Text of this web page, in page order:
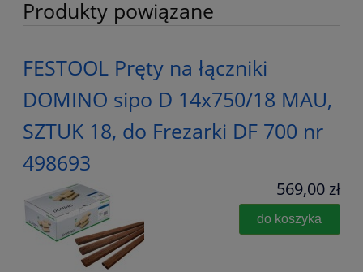
Produkty powiązane
FESTOOL Pręty na łączniki
DOMINO sipo D 14x750/18 MAU,
SZTUK 18, do Frezarki DF 700 nr
498693
569,00 zł
do koszyka